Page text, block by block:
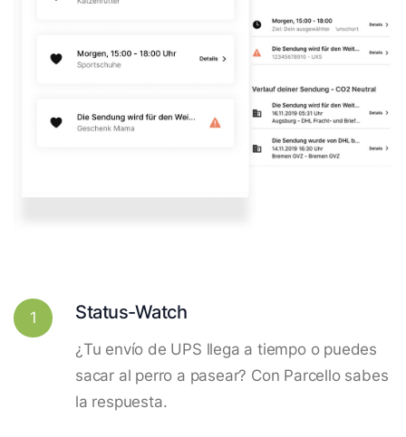
1 Status-Watch
¿Tu envío de UPS llega a tiempo o puedes
sacar al perro a pasear? Con Parcello sabes
la respuesta.